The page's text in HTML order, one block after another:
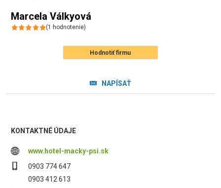
Marcela Válkyová
(1 hodnotenie)
Hodnotiť firmu
NAPÍSAŤ
KONTAKTNÉ ÚDAJE
www.hotel-macky-psi.sk
0903 774 647
0903 412 613